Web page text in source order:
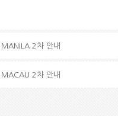
2차 안내
2차 안내